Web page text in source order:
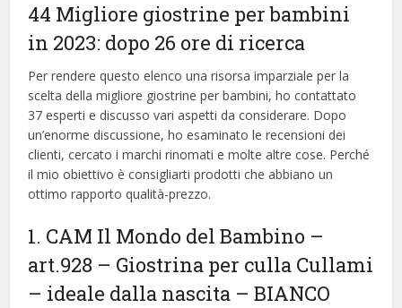
44 Migliore giostrine per bambini
in 2023: dopo 26 ore di ricerca
Per rendere questo elenco una risorsa imparziale per la
scelta della migliore giostrine per bambini, ​​ho contattato
37 esperti e discusso vari aspetti da considerare. Dopo
un’enorme discussione, ho esaminato le recensioni dei
clienti, cercato i marchi rinomati e molte altre cose. Perché
il mio obiettivo è consigliarti prodotti che abbiano un
ottimo rapporto qualità-prezzo.
1. CAM Il Mondo del Bambino –
art.928 – Giostrina per culla Cullami
– ideale dalla nascita – BIANCO